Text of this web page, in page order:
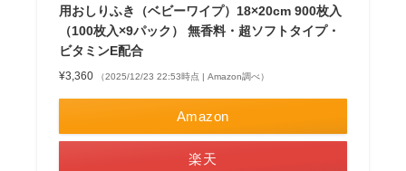
用おしりふき（ベビーワイプ）18×20cm 900枚入
（100枚入×9パック） 無香料・超ソフトタイプ・
ビタミンE配合
¥3,360 （2025/12/23 22:53時点 | Amazon調べ）
Amazon
楽天